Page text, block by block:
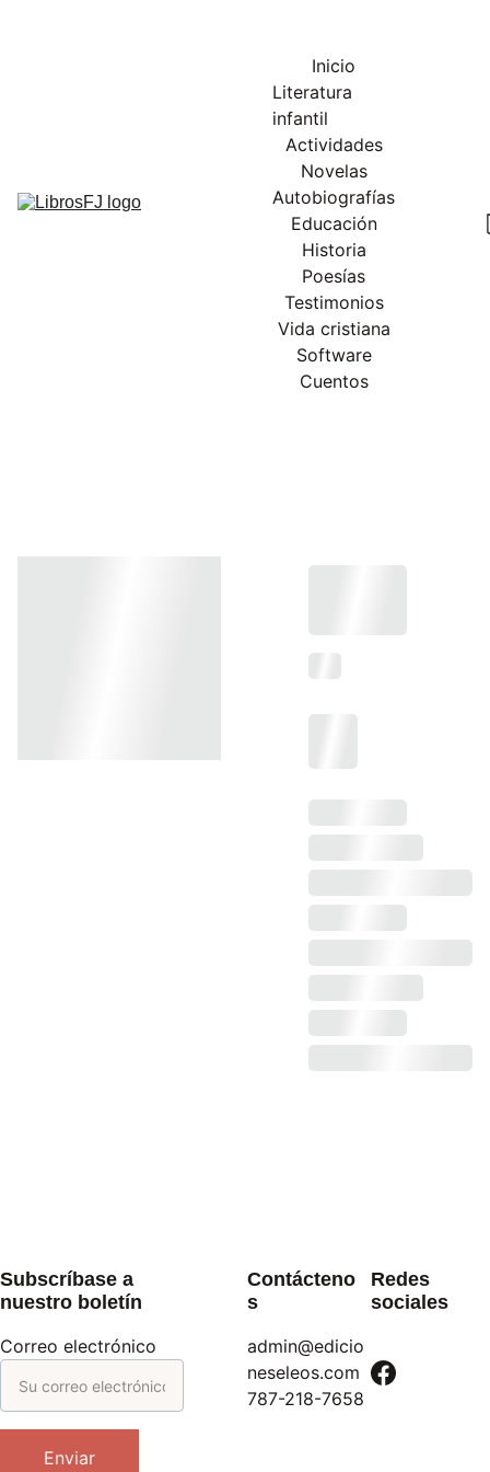
Inicio
Literatura
infantil
Actividades
Novelas
Autobiografías
Educación
Historia
Poesías
Testimonios
Vida cristiana
Software
Cuentos
Contácteno
s
Correo electrónico
Enviar
admin@edicio
neseleos.com
Redes
sociales
Subscríbase a
nuestro boletín
787-218-7658